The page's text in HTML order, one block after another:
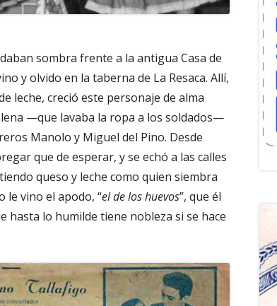
sombra frente a la antigua Casa de
y olvido en la taberna de La Resaca. Allí,
leche, creció este personaje de alma
—que lavaba la ropa a los soldados—
Manolo y Miguel del Pino. Desde
que de esperar, y se echó a las calles
queso y leche como quien siembra
le vino el apodo, “el de los huevos”, que él
hasta lo humilde tiene nobleza si se hace